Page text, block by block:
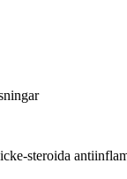
steroida